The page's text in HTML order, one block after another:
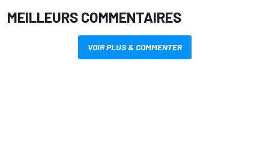
MEILLEURS COMMENTAIRES
VOIR PLUS & COMMENTER